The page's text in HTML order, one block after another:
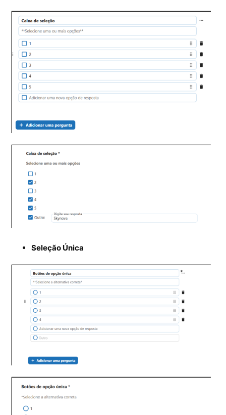
Seleção Única